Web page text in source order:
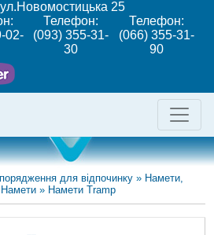
25
02-
Телефон:
(093) 355-31-
30
Телефон:
(066) 355-31-
90
для відпочинку » Намети,
Намети » Намети Tramp